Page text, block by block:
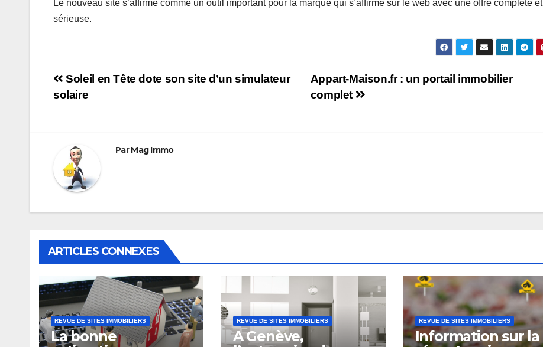
Le nouveau site s’affirme comme un outil important pour la marque qui s’affirme sur le web avec une offre complète et
sérieuse.
Navigation
Appart-Maison.fr : un portail immobilier
complet
Soleil en Tête dote son site d’un simulateur
solaire
ParMag Immo
ARTICLES CONNEXES
REVUE DE SITES IMMOBILIERS
La bonne
REVUE DE SITES IMMOBILIERS
A Genève,
REVUE DE SITES IMMOBILIERS
Information sur la